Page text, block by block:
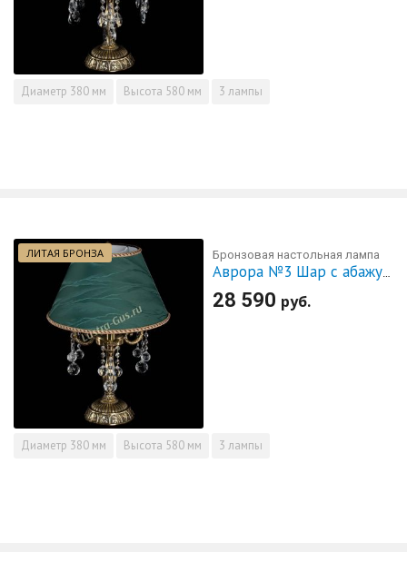
Диаметр 380 мм Высота 580 мм 3 лампы
ЛИТАЯ БРОНЗА Бронзовая настольная лампа
Аврора №3 Шар с абажуром
28 590 руб.
Диаметр 380 мм Высота 580 мм 3 лампы